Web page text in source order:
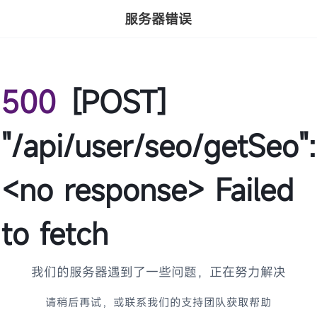
服务器错误
500 [POST]
"/api/user/seo/getSeo":
<no response> Failed
to fetch
我们的服务器遇到了一些问题，正在努力解决
请稍后再试，或联系我们的支持团队获取帮助